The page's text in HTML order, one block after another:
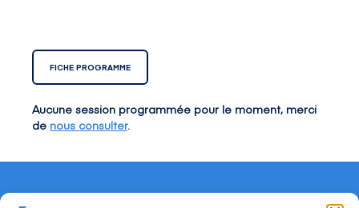
FICHE PROGRAMME
Aucune session programmée pour le moment, merci
de nous consulter.